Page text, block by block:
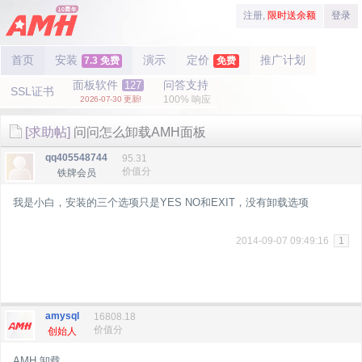
注册, 限时送余额 登录
首页 安装 7.3 免费 演示 定价 免费 推广计划
SSL证书 面板软件 127
2026-07-30 更新!
问答支持
100% 响应
[求助帖] 问问怎么卸载AMH面板
qq405548744
铁牌会员
95.31
价值分
我是小白，安装的三个选项只是YES NO和EXIT，没有卸载选项
2014-09-07 09:49:16 1
amysql
创始人
16808.18
价值分